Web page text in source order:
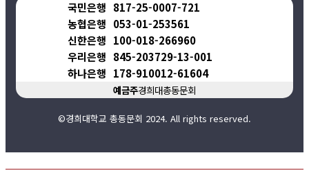
국민은행 817-25-0007-721
농협은행 053-01-253561
신한은행 100-018-266960
우리은행 845-203729-13-001
하나은행 178-910012-61604
예금주경희대총동문회
©경희대학교 총동문회 2024. All rights reserved.